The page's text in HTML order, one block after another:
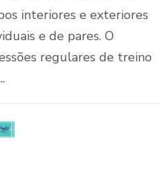
interiores e exteriores
e de pares. O
regulares de treino